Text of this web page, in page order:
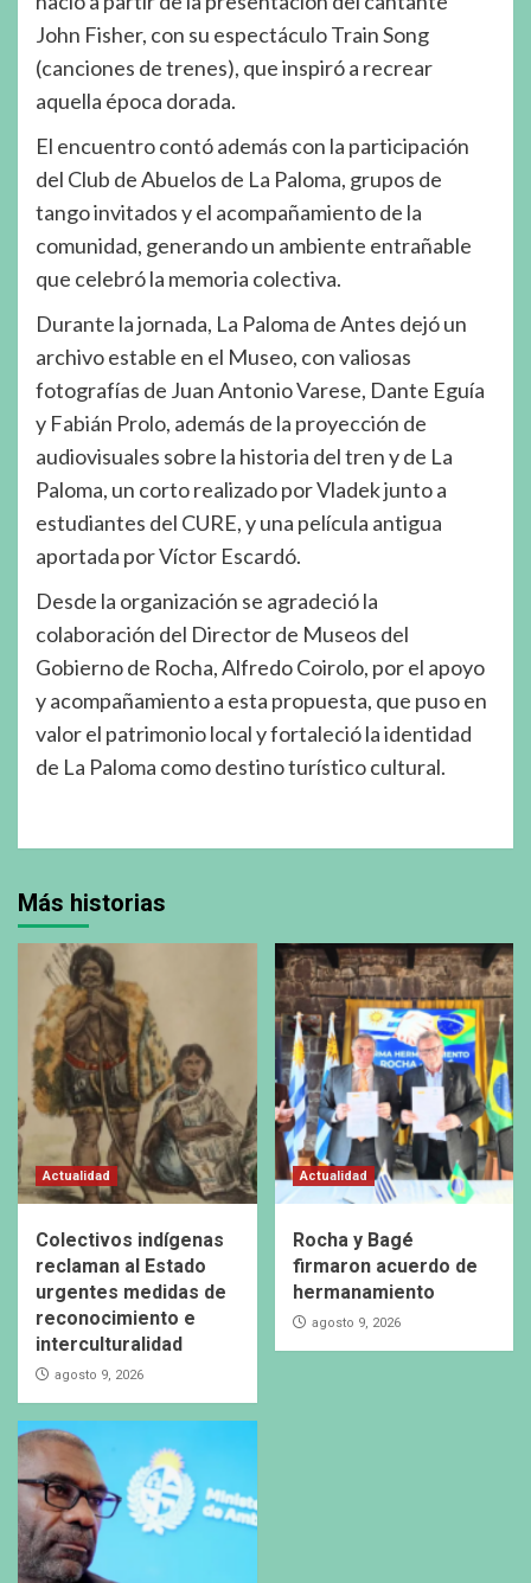
John Fisher, con su espectáculo Train Song
(canciones de trenes), que inspiró a recrear
aquella época dorada.
El encuentro contó además con la participación
del Club de Abuelos de La Paloma, grupos de
tango invitados y el acompañamiento de la
comunidad, generando un ambiente entrañable
que celebró la memoria colectiva.
Durante la jornada, La Paloma de Antes dejó un
archivo estable en el Museo, con valiosas
fotografías de Juan Antonio Varese, Dante Eguía
y Fabián Prolo, además de la proyección de
audiovisuales sobre la historia del tren y de La
Paloma, un corto realizado por Vladek junto a
estudiantes del CURE, y una película antigua
aportada por Víctor Escardó.
Desde la organización se agradeció la
colaboración del Director de Museos del
Gobierno de Rocha, Alfredo Coirolo, por el apoyo
y acompañamiento a esta propuesta, que puso en
valor el patrimonio local y fortaleció la identidad
de La Paloma como destino turístico cultural.
Más historias
Actualidad
Colectivos indígenas
reclaman al Estado
urgentes medidas de
reconocimiento e
interculturalidad
agosto 9, 2026
Actualidad
Rocha y Bagé
firmaron acuerdo de
hermanamiento
agosto 9, 2026